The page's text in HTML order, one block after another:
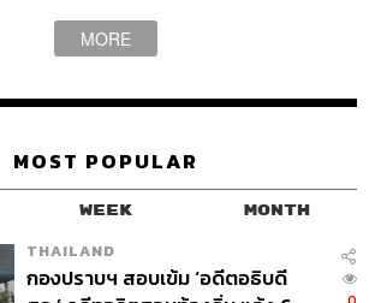
ABOUT THE AUTHOR
อนุชิต ไกรวิจิตร
Content Creator ประจำกองบรรณาธิการข่าว
กีฬา สำนักข่าว THE STANDARD ผู้มีงาน
MORE
MOST POPULAR
WEEK MONTH
THAILAND
กองปราบฯ สอบเข้ม ‘อดีตอธิบดี